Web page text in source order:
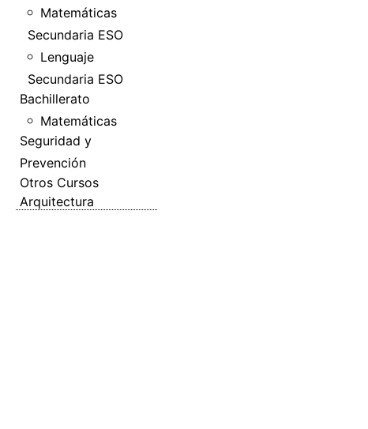
Matemáticas
Secundaria ESO
Lenguaje
Secundaria ESO
Bachillerato
Matemáticas
Seguridad y
Prevención
Otros Cursos
Arquitectura